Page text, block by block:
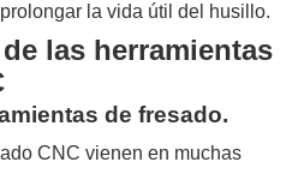
la vida útil del husillo.
las herramientas
de fresado.
CNC vienen en muchas